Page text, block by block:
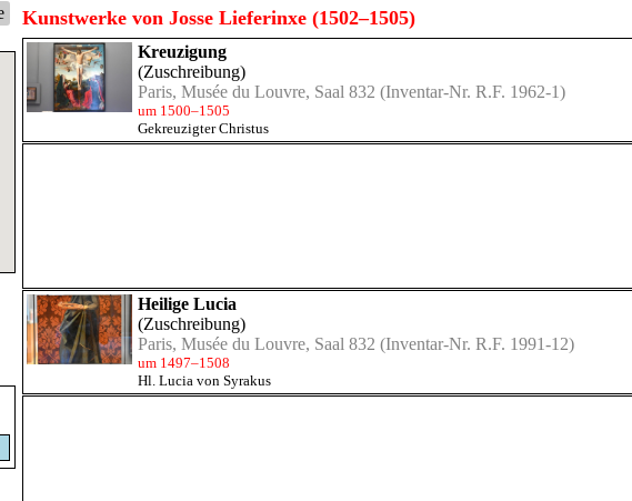
Kunstwerke von Josse Lieferinxe (1502–1505)
Kreuzigung
(Zuschreibung)
Paris, Musée du Louvre, Saal 832 (Inventar-Nr. R.F. 1962-1)
um 1500–1505
Gekreuzigter Christus
Heilige Lucia
(Zuschreibung)
Paris, Musée du Louvre, Saal 832 (Inventar-Nr. R.F. 1991-12)
um 1497–1508
Hl. Lucia von Syrakus